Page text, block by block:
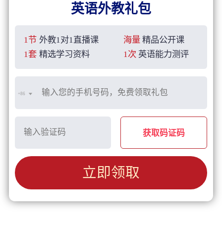
英语外教礼包
1节 外教1对1直播课 海量 精品公开课
1套 精选学习资料 1次 英语能力测评
+86
获取码证码
立即领取